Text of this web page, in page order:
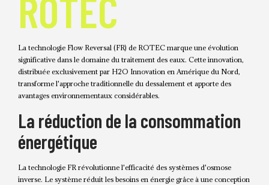
La technologie Flow Reversal (FR) de ROTEC marque une évolution
significative dans le domaine du traitement des eaux. Cette innovation,
distribuée exclusivement par H2O Innovation en Amérique du Nord,
transforme l'approche traditionnelle du dessalement et apporte des
avantages environnementaux considérables.
La réduction de la consommation
énergétique
La technologie FR révolutionne l'efficacité des systèmes d'osmose
inverse. Le système réduit les besoins en énergie grâce à une conception